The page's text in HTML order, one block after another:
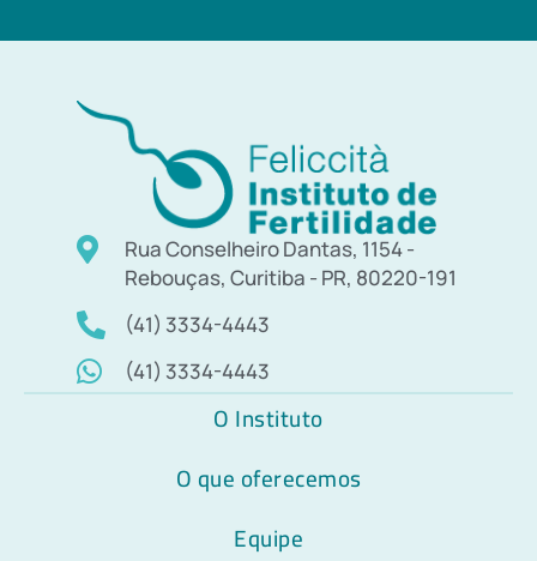
Rua Conselheiro Dantas, 1154 -
Rebouças, Curitiba - PR, 80220-191
(41) 3334-4443
(41) 3334-4443
O Instituto
O que oferecemos
Equipe